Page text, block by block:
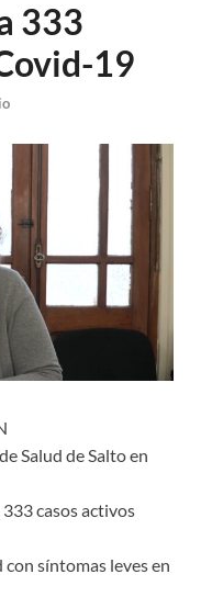
333
19
Salud de Salto en
casos activos
síntomas leves en